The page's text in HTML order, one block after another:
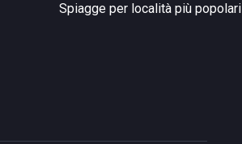
Spiagge per località più popolari